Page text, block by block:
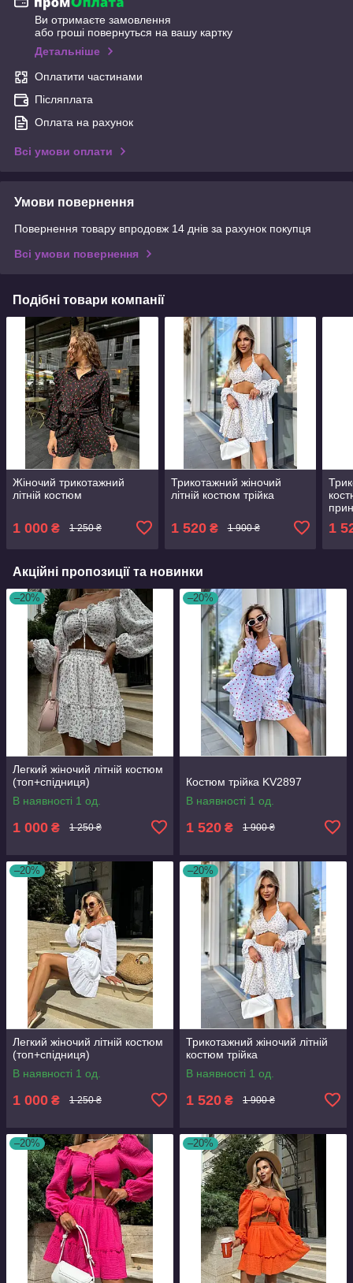
Ви отримаєте замовлення
або гроші повернуться на вашу картку
Детальніше
Оплатити частинами
Післяплата
Оплата на рахунок
Всі умови оплати
Умови повернення
Повернення товару впродовж 14 днів за рахунок покупця
Всі умови повернення
Подібні товари компанії
Жіночий трикотажний
літній костюм
1 000 ₴ 1 250 ₴
Трикотажний жіночий
літній костюм трійка
1 520₴ 1 900 ₴ 1
Акційні пропозиції та новинки
–20%
Легкий жіночий літній костюм
(топ+спідниця)
В наявності 1 од.
1 000 ₴ 1 250 ₴
–20%
Костюм трійка KV2897
В наявності 1 од.
1 520 ₴ 1 900 ₴
–20%
Легкий жіночий літній костюм
(топ+спідниця)
В наявності 1 од.
1 000 ₴ 1 250 ₴
–20%
Трикотажний жіночий літній
костюм трійка
В наявності 1 од.
1 520 ₴ 1 900 ₴
–20% –20%